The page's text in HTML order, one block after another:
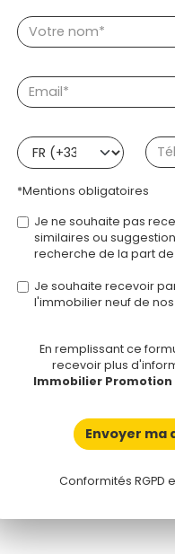
*Mentions obligatoires
Je ne souhaite pas
similaires ou
recherche de la part de
Je souhaite recevoir
l'immobilier neuf de
En remplissant ce
recevoir plus
Immobilier Promotion
Envoyer ma
Conformités RGPD